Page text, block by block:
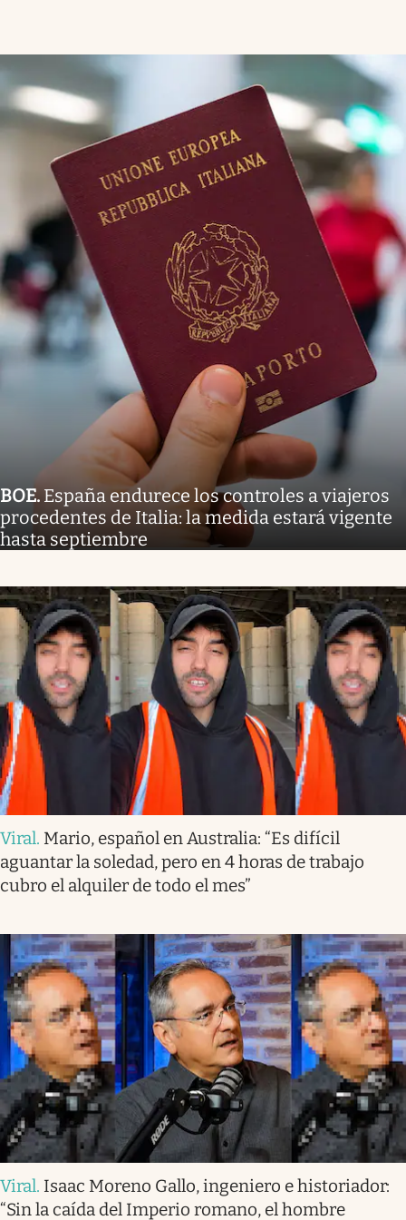
BOE. España endurece los controles a viajeros
procedentes de Italia: la medida estará vigente
hasta septiembre
Viral. Mario, español en Australia: “Es difícil
aguantar la soledad, pero en 4 horas de trabajo
cubro el alquiler de todo el mes”
Viral. Isaac Moreno Gallo, ingeniero e historiador:
“Sin la caída del Imperio romano, el hombre